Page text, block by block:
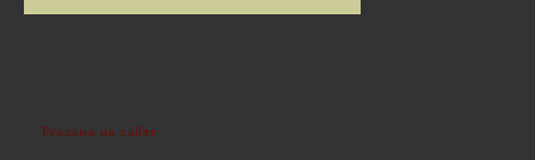
Реклама на сайте